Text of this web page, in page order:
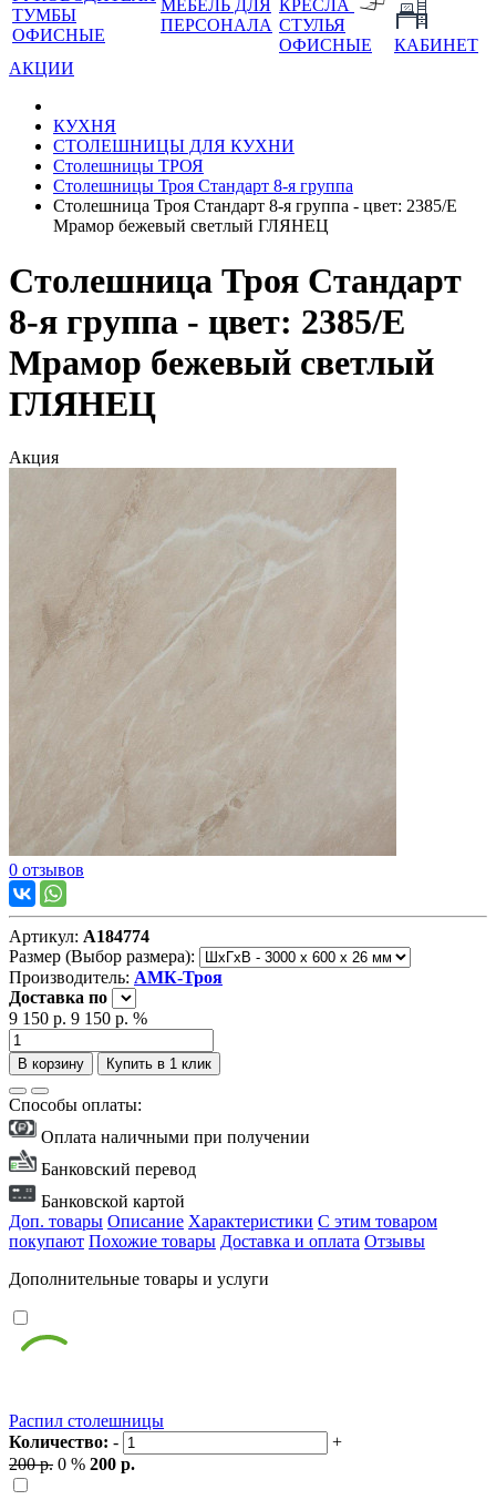
ТУМБЫ
ОФИСНЫЕ
МЕБЕЛЬ ДЛЯ
ПЕРСОНАЛА
КРЕСЛА
СТУЛЬЯ
ОФИСНЫЕ
КАБИНЕТ
АКЦИИ
КУХНЯ
СТОЛЕШНИЦЫ ДЛЯ КУХНИ
Столешницы ТРОЯ
Столешницы Троя Стандарт 8-я группа
Столешница Троя Стандарт 8-я группа - цвет: 2385/E
Мрамор бежевый светлый ГЛЯНЕЦ
Столешница Троя Стандарт
8-я группа - цвет: 2385/E
Мрамор бежевый светлый
ГЛЯНЕЦ
Акция
0 отзывов
Артикул: А184774
Размер (Выбор размера):
Производитель: АМК-Троя
Доставка по
9 150 р. 9 150 р. %
В корзину Купить в 1 клик
Способы оплаты:
Оплата наличными при получении
Банковский перевод
Банковской картой
Доп. товары Описание Характеристики С этим товаром
покупают Похожие товары Доставка и оплата Отзывы
Дополнительные товары и услуги
Распил столешницы
Количество: -
+
200 р. 0 % 200 р.